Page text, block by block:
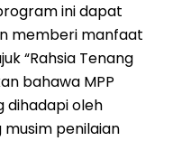
ini dapat
memberi manfaat
“Rahsia Tenang
bahawa MPP
dihadapi oleh
musim penilaian